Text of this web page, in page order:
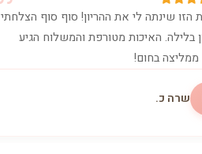
הזו שינתה לי את ההריון! סוף סוף הצלחתי
בלילה. האיכות מטורפת והמשלוח הגיע
בחום!
שרה כ.